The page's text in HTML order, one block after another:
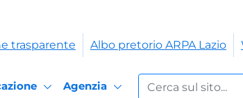
trasparente Albo pretorio ARPA Lazio
Agenzia
Cerca nel sito: